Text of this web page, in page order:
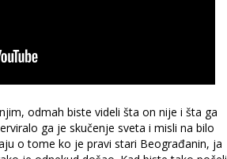
odmah biste videli šta on nije i šta ga
ga je skučenje sveta i misli na bilo
o tome ko je pravi stari Beograđanin, ja